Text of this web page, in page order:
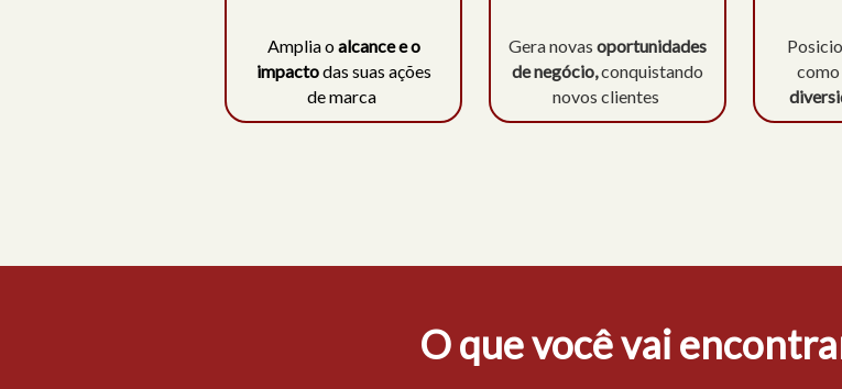
Amplia oalcance e o
impactodas suas ações
de marca
Gera novas oportunidades
de negócio,conquistando
novos clientes
O que você vai